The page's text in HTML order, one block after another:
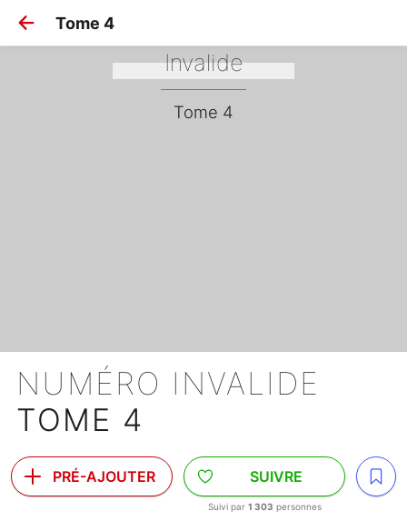
Tome 4
Invalide
Tome 4
NUMÉRO INVALIDE
TOME 4
PRÉ-AJOUTER SUIVRE
Suivi par 1 303 personnes